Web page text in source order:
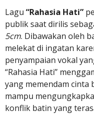
Lagu “Rahasia Hati”
publik saat dirilis
5cm. Dibawakan oleh
melekat di ingatan
penyampaian vokal
“Rahasia Hati”
yang memendam cinta
mampu
konflik batin yang